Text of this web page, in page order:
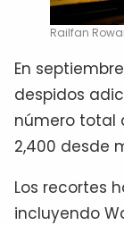
Railfan
En
despidos
número total
2,400 desde
Los recortes
incluyendo